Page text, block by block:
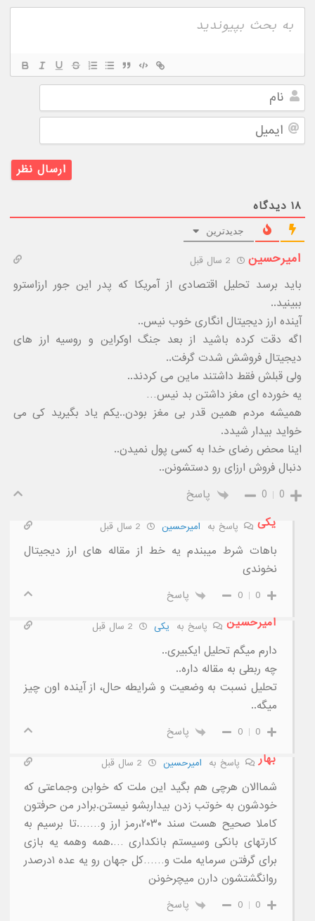
نام
۱۸ دیدگاه
جدیدترین
امیرحسین
باید برسد تحلیل اقتصادی از آمریکا که پدر این جور ارزاسترو
ببینید..
آینده ارز دیجیتال انگاری خوب نیس..
اگه دقت کرده باشید از بعد جنگ اوکراین و روسیه ارز های
دیجیتال فروشش شدت گرفت..
ولی قبلش فقط داشتند ماین می کردند..
یه خورده ای مغز داشتن بد نیس…
همیشه مردم همین قدر بی مغز بودن..یکم یاد بگیرید کی می
خواید بیدار شیدد.
اینا محض رضای خدا به کسی پول نمیدن..
دنبال فروش ارزای رو دستشونن..
0
0
پاسخ
یکی
پاسخ به امیرحسین
باهات شرط میبندم یه خط از مقاله های ارز دیجیتال
نخوندی
0
0 پاسخ
امیرحسین پاسخ به یکی
دارم میگم تحلیل ایکبیری..
چه ربطی به مقاله داره..
تحلیل نسبت به وضعیت و شرایطه حال، از آینده اون چیز
میگه..
0
0 پاسخ
بهار پاسخ به امیرحسین
شماالان هرچی هم بگید این ملت که خوابن وجماعتی که
خودشون به خوتب زدن بیداربشو نیستن.برادر من حرفتون
کاملا صحیح هست سند ۲۰۳۰،رمز ارز و…….تا برسیم به
کارتهای بانکی وسیستم بانکداری ….همه وهمه یه بازی
برای گرفتن سرمایه ملت و……کل جهان رو یه عده ۱درصدر
روانگشتشون دارن میچرخونن
0
0 پاسخ